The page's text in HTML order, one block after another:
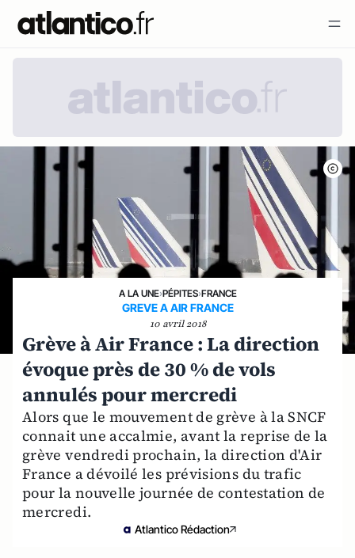
A LA UNE›PÉPITES›FRANCE
GREVE A AIR FRANCE
10 avril 2018
Grève à Air France : La direction
évoque près de 30 % de vols
annulés pour mercredi
Alors que le mouvement de grève à la SNCF
connait une accalmie, avant la reprise de la
grève vendredi prochain, la direction d'Air
France a dévoilé les prévisions du trafic
pour la nouvelle journée de contestation de
mercredi.
Atlantico Rédaction